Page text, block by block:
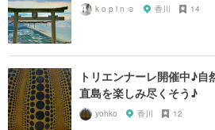
k o p i n ☺︎ 香川 14
トリエンナーレ開催中♪自
直島を楽しみ尽くそう♪
yohko 香川 12